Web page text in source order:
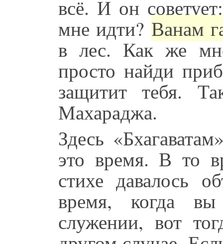
всё. И он
мне идти? Ванам
в лес. Как же
просто найди
защитит тебя.
Махараджа.
Здесь
это время. В то
стихе давалось
время, когда
служении, вот